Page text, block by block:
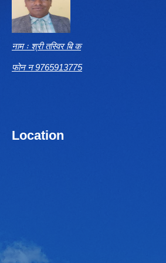
नाम ः श्री तस्विर बि क
फोन न 9765913775
Location